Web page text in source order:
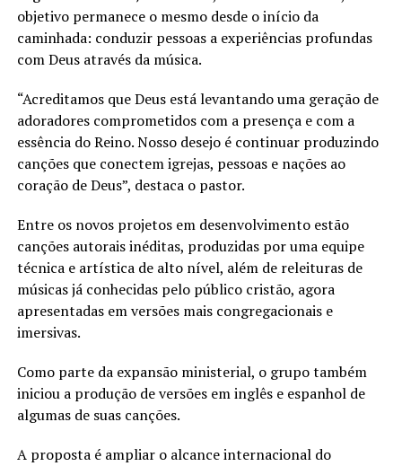
objetivo permanece o mesmo desde o início da
caminhada: conduzir pessoas a experiências profundas
com Deus através da música.
“Acreditamos que Deus está levantando uma geração de
adoradores comprometidos com a presença e com a
essência do Reino. Nosso desejo é continuar produzindo
canções que conectem igrejas, pessoas e nações ao
coração de Deus”, destaca o pastor.
Entre os novos projetos em desenvolvimento estão
canções autorais inéditas, produzidas por uma equipe
técnica e artística de alto nível, além de releituras de
músicas já conhecidas pelo público cristão, agora
apresentadas em versões mais congregacionais e
imersivas.
Como parte da expansão ministerial, o grupo também
iniciou a produção de versões em inglês e espanhol de
algumas de suas canções.
A proposta é ampliar o alcance internacional do